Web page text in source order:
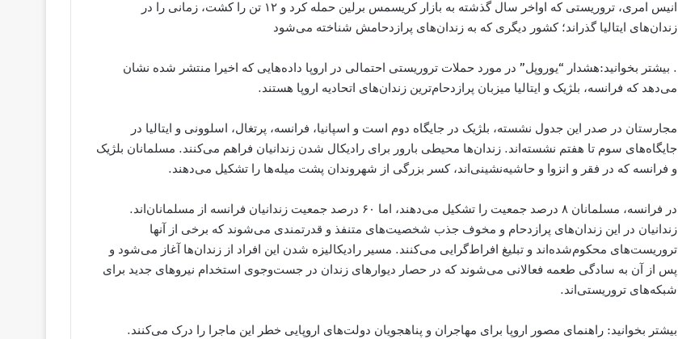
انیس امری، تروریستی که اواخر سال گذشته به بازار کریسمس برلین حمله کرد و ۱۲ تن را کشت، زمانی را در
زندان‌های ایتالیا گذراند؛ کشور دیگری که به زندان‌های پرازدحامش شناخته می‌شود
. بیشتر بخوانید:هشدار “یوروپل” در مورد حملات تروریستی احتمالی در اروپا داده‌هایی که اخیرا منتشر شده نشان
می‌دهد که فرانسه، بلژیک و ایتالیا میزبان پرازدحام‌ترین زندان‌های اتحادیه اروپا هستند.
مجارستان در صدر این جدول نشسته، بلژیک در جایگاه دوم است و اسپانیا، فرانسه، پرتغال، اسلوونی و ایتالیا در
جایگاه‌های سوم تا هفتم نشسته‌اند. زندان‌ها محیطی بارور برای رادیکال شدن زندانیان فراهم می‌کنند. مسلمانان بلژیک
و فرانسه که در فقر و انزوا و حاشیه‌نشینی‌اند، کسر بزرگی از شهروندان پشت میله‌ها را تشکیل می‌دهند.
در فرانسه، مسلمانان ۸ درصد جمعیت را تشکیل می‌دهند، اما ۶۰ درصد جمعیت زندانیان فرانسه از مسلمانان‌اند.
زندانیان در این زندان‌های پرازدحام و مخوف جذب شخصیت‌های متنفذ و قدرتمندی می‌شوند که برخی از آنها
تروریست‌های محکوم‌شده‌اند و تبلیغ افراط‌گرایی می‌کنند. مسیر رادیکالیزه شدن این افراد از زندان‌ها آغاز می‌شود و
پس از آن به سادگی طعمه فعالانی می‌شوند که در حصار دیوارهای زندان در جست‌وجوی استخدام نیروهای جدید برای
شبکه‌های تروریستی‌اند.
بیشتر بخوانید: راهنمای مصور اروپا برای مهاجران و پناهجویان دولت‌های اروپایی خطر این ماجرا را درک می‌کنند.